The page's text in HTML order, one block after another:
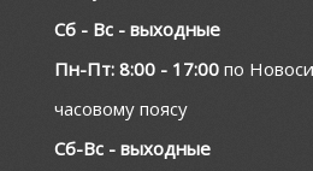
Сб - Вс - выходные
Пн-Пт: 8:00 - 17:00 по
часовому поясу
Сб-Вс - выходные